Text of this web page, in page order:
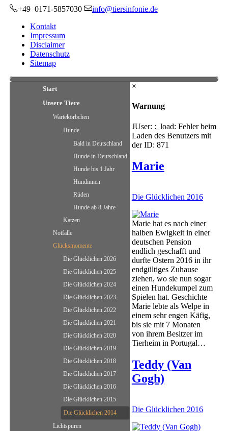
+49 0171-5857030 info@tiersinfonie.de
Kontakt
Impressum
Disclaimer
Datenschutz
Sitemap
Start
Unsere Tiere
Wartekörbchen
Hunde
Bald in Deutschland
Hunde in Deutschland
Hunde bis 1 Jahr
Hündinnen
Rüden
Hunde ab 8 Jahre
Katzen
Notfälle
Glücksmomente
Die Glücklichen 2026
Die Glücklichen 2025
Die Glücklichen 2024
Die Glücklichen 2023
Die Glücklichen 2022
Die Glücklichen 2021
Die Glücklichen 2020
Die Glücklichen 2019
Die Glücklichen 2018
Die Glücklichen 2017
Die Glücklichen 2016
Die Glücklichen 2015
Die Glücklichen 2014
Lichtspuren
×
Warnung
JUser: :_load: Fehler beim
Laden des Benutzers mit
der ID: 871
Marie
Die Glücklichen 2016
Marie hat es nach einer
halben Ewigkeit in einer
deutschen Pension
endlich geschafft und
durfte Ostern 2016 in ihr
endgültiges Zuhause
ziehen, wo sie nun sogar
einen Hundekumpel zum
Spielen hat. Geschichte
Marie lebte als Welpe in
einem sehr engen Käfig,
bis sie mit 7 Monaten
von ihrem Besitzer im
Tierheim in Portugal…
Teddy (Van
Gogh)
Die Glücklichen 2016